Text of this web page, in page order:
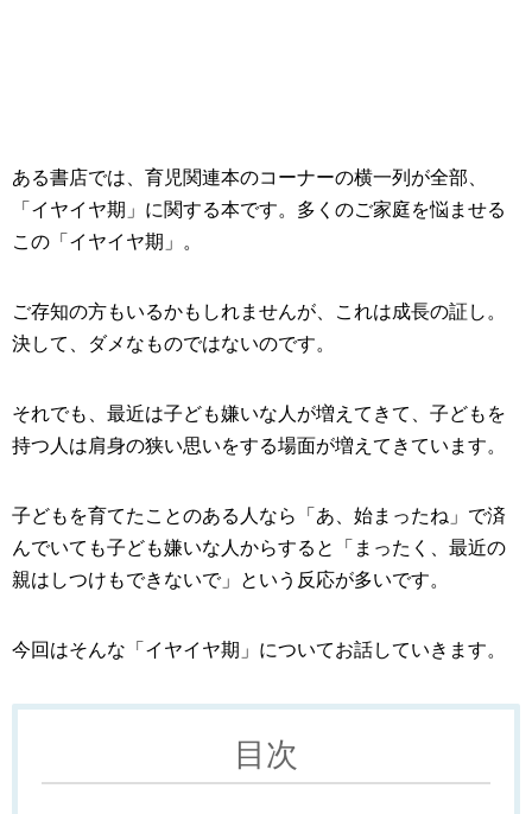
ある書店では、育児関連本のコーナーの横一列が全部、
「イヤイヤ期」に関する本です。多くのご家庭を悩ませる
この「イヤイヤ期」。
ご存知の方もいるかもしれませんが、これは成長の証し。
決して、ダメなものではないのです。
それでも、最近は子ども嫌いな人が増えてきて、子どもを
持つ人は肩身の狭い思いをする場面が増えてきています。
子どもを育てたことのある人なら「あ、始まったね」で済
んでいても子ども嫌いな人からすると「まったく、最近の
親はしつけもできないで」という反応が多いです。
今回はそんな「イヤイヤ期」についてお話していきます。
目次